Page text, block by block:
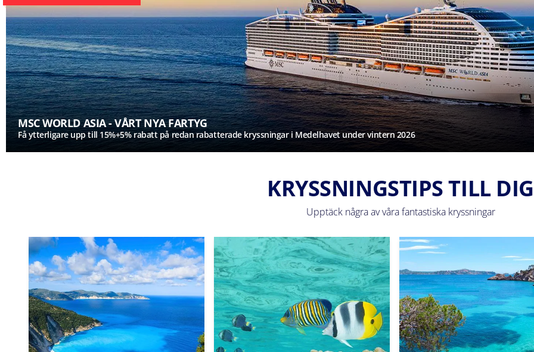
MSC WORLD ASIA - VÅRT NYA FARTYG
Få ytterligare upp till 15%+5% rabatt på redan rabatterade kryssningar i Medelhavet under vintern 2026
KRYSSNINGSTIPS TILL DIG
Upptäck några av våra fantastiska kryssningar